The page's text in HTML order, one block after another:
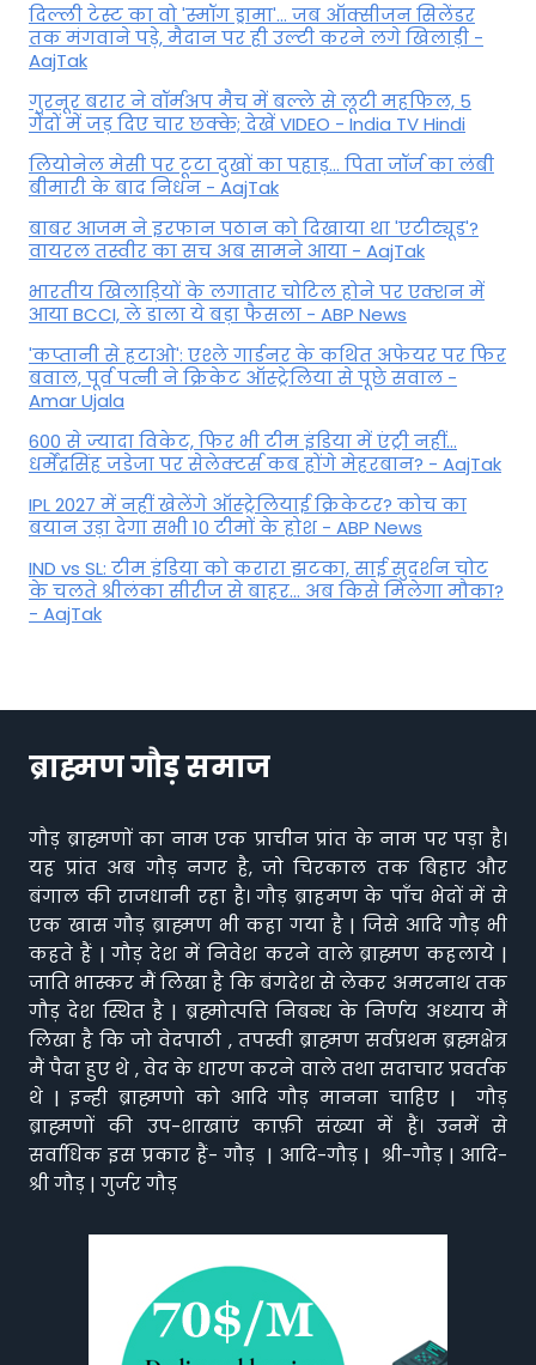
दिल्ली टेस्ट का वो 'स्मॉग ड्रामा'... जब ऑक्सीजन सिलेंडर
तक मंगवाने पड़े, मैदान पर ही उल्टी करने लगे खिलाड़ी -
AajTak
गुरनूर बरार ने वॉर्मअप मैच में बल्ले से लूटी महफिल, 5
गेंदों में जड़ दिए चार छक्के; देखें VIDEO - India TV Hindi
लियोनेल मेसी पर टूटा दुखों का पहाड़... पिता जॉर्ज का लंबी
बीमारी के बाद निधन - AajTak
बाबर आजम ने इरफान पठान को दिखाया था 'एटीट्यूड'?
वायरल तस्वीर का सच अब सामने आया - AajTak
भारतीय खिलाड़ियों के लगातार चोटिल होने पर एक्शन में
आया BCCI, ले डाला ये बड़ा फैसला - ABP News
'कप्तानी से हटाओ': एश्ले गार्डनर के कथित अफेयर पर फिर
बवाल, पूर्व पत्नी ने क्रिकेट ऑस्ट्रेलिया से पूछे सवाल -
Amar Ujala
600 से ज्यादा विकेट, फिर भी टीम इंडिया में एंट्री नहीं...
धर्मेंद्रसिंह जडेजा पर सेलेक्टर्स कब होंगे मेहरबान? - AajTak
IPL 2027 में नहीं खेलेंगे ऑस्ट्रेलियाई क्रिकेटर? कोच का
बयान उड़ा देगा सभी 10 टीमों के होश - ABP News
IND vs SL: टीम इंड‍िया को करारा झटका, साई सुदर्शन चोट
के चलते श्रीलंका सीरीज से बाहर... अब किसे म‍िलेगा मौका?
- AajTak
ब्राह्मण गौड़ समाज
गौड़ ब्राह्मणों का नाम एक प्राचीन प्रांत के नाम पर पड़ा है।
यह प्रांत अब गौड़ नगर है, जो चिरकाल तक बिहार और
बंगाल की राजधानी रहा है। गौड़ ब्राहमण के पाँच भेदों में से
एक खास गौड़ ब्राह्मण भी कहा गया है | जिसे आदि गौड़ भी
कहते हैं | गौड़ देश में निवेश करने वाले ब्राह्मण कहलाये |
जाति भास्कर मैं लिखा है कि बंगदेश से लेकर अमरनाथ तक
गौड़ देश स्थित है | ब्रह्मोत्पत्ति निबन्ध के निर्णय अध्याय मैं
लिखा है कि जो वेदपाठी , तपस्वी ब्राह्मण सर्वप्रथम ब्रह्मक्षेत्र
मैं पैदा हुए थे , वेद के धारण करने वाले तथा सदाचार प्रवर्तक
थे | इन्ही ब्राह्मणो को आदि गौड़ मानना चाहिए | गौड़
ब्राह्मणों की उप-शाखाएं काफ़ी संख्या में हैं। उनमें से
सर्वाधिक इस प्रकार हैं- गौड़ | आदि-गौड़ | श्री-गौड़ | आदि-
श्री गौड़ | गुर्जर गौड़